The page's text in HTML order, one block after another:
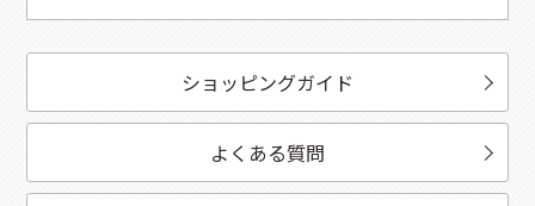
ショッピングガイド
よくある質問